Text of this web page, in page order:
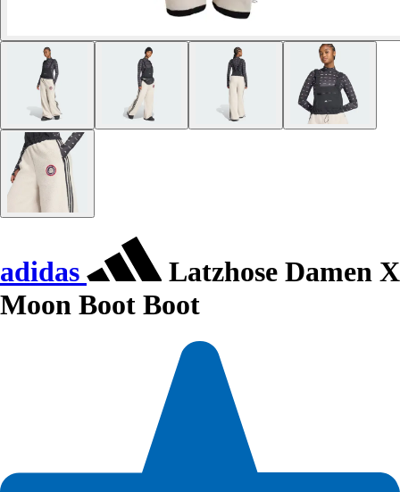
adidas
Latzhose Damen X
Moon Boot Boot